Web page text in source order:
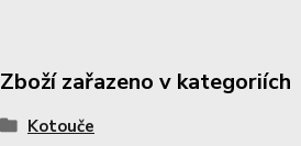
Zboží zařazeno v kategoriích
Kotouče